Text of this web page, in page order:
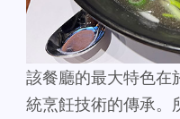
該餐廳的最大特色在
統烹飪技術的傳承。